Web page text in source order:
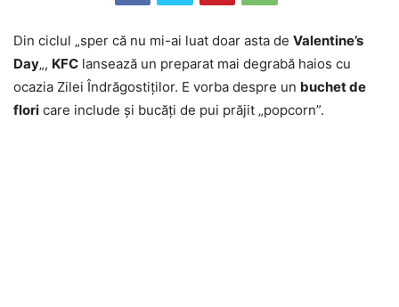
Din ciclul „sper că nu mi-ai luat doar asta de Valentine’s
Day„, KFC lansează un preparat mai degrabă haios cu
ocazia Zilei Îndrăgostiţilor. E vorba despre un buchet de
flori care include şi bucăţi de pui prăjit „popcorn”.